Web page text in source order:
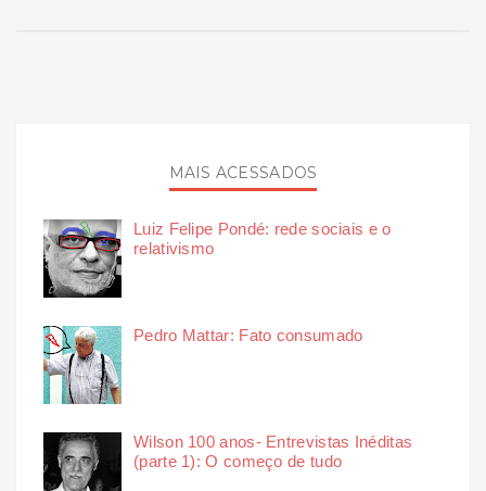
MAIS ACESSADOS
Luiz Felipe Pondé: rede sociais e o
relativismo
Pedro Mattar: Fato consumado
Wilson 100 anos- Entrevistas Inéditas
(parte 1): O começo de tudo